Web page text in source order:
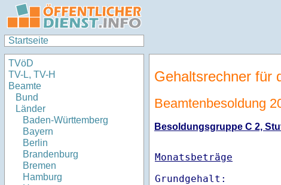
Startseite
TVöD
TV-L, TV-H
Beamte
Bund
Länder
Baden-Württemberg
Bayern
Berlin
Brandenburg
Bremen
Hamburg
Gehaltsrechner für
Beamtenbesoldung
Besoldungsgruppe C 2,
Monatsbeträge